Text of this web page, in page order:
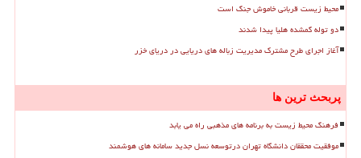
محیط زیست قربانی خاموش جنگ است
دو توله گمشده هلیا پیدا شدند
آغاز اجرای طرح مشترک مدیریت زباله های دریایی در دریای خزر
پربحث ترین ها
فرهنگ محیط زیست به برنامه های مذهبی راه می یابد
موفقیت محققان دانشگاه تهران درتوسعه نسل جدید سامانه های هوشمند